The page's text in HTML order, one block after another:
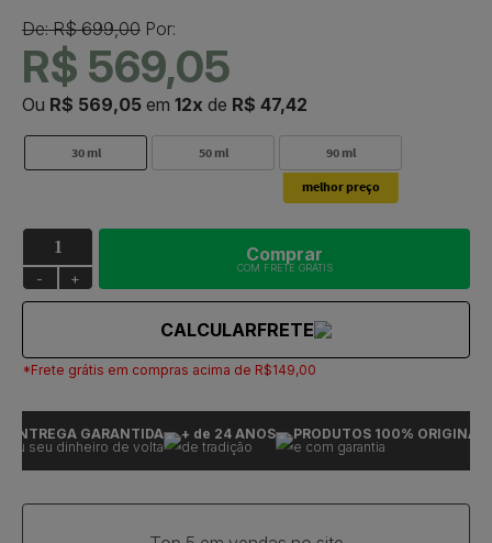
De: R$ 699,00 Por:
R$ 569,05
Ou R$ 569,05 em 12x de R$ 47,42
30 ml 50 ml 90 ml
- +
Comprar
COM FRETE GRÁTIS
CALCULARFRETE
*Frete grátis em compras acima de R$149,00
GARANTIDA
seu dinheiro de volta
+ de 24 ANOS
de tradição
PRODUTOS 100% ORIGINAIS
e com garantia